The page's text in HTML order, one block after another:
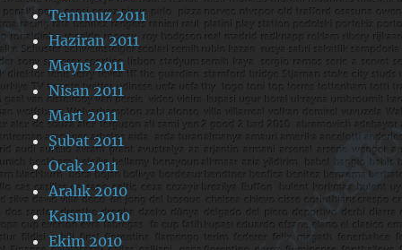
Temmuz 2011
Haziran 2011
Mayıs 2011
Nisan 2011
Mart 2011
Şubat 2011
Ocak 2011
Aralık 2010
Kasım 2010
Ekim 2010